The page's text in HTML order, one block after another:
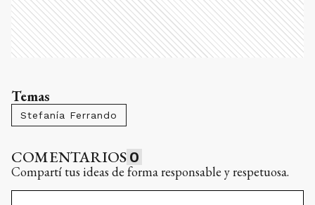
Temas
Stefanía Ferrando
COMENTARIOS 0
Compartí tus ideas de forma responsable y respetuosa.